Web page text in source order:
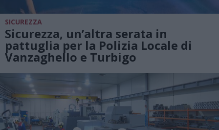
SICUREZZA
Sicurezza, un’altra serata in
pattuglia per la Polizia Locale di
Vanzaghello e Turbigo